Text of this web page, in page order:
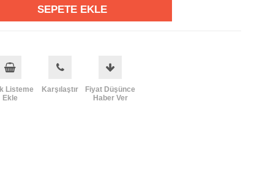
Listeme
Ekle
Karşılaştır
Fiyat Düşünce
Haber Ver